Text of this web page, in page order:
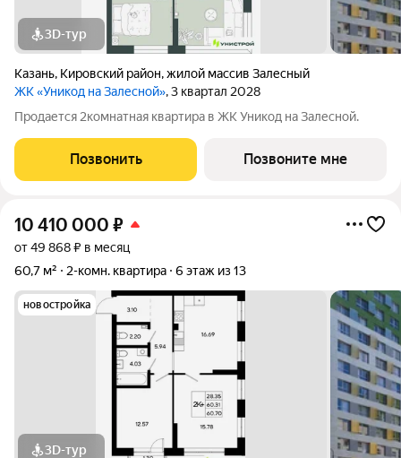
3D-тур
Казань, Кировский район,жилой массив Залесный
ЖК «Уникод на Залесной», 3 квартал 2028
Продается 2комнатная квартира в ЖК Уникод на Залесной.
Позвонить Позвоните мне
10 410 000 ₽
от 49 868 ₽ в месяц
60,7 м²
2-комн. квартира 6 этаж из 13
новостройка
3D-тур